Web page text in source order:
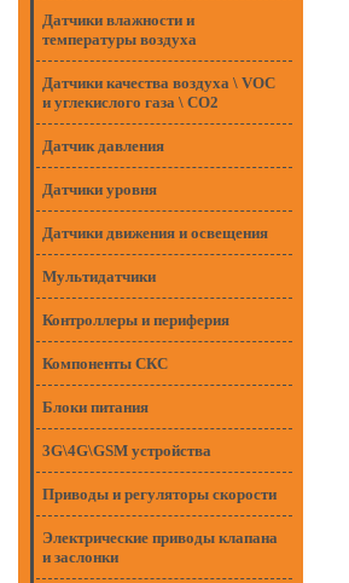
Датчики влажности и
температуры воздуха
Датчики качества воздуха \ VOC
и углекислого газа \ CO2
Датчик давления
Датчики уровня
Датчики движения и освещения
Мультидатчики
Контроллеры и периферия
Компоненты СКС
Блоки питания
3G\4G\GSM устройства
Приводы и регуляторы скорости
Электрические приводы клапана
и заслонки